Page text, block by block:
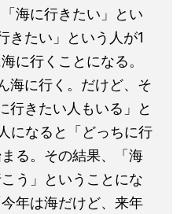
海に行きたい」とい
きたい」という人が1
に行くことになる。
海に行く。だけど、そ
行きたい人もいる」と
になると「どっちに行
る。その結果、「海
う」ということにな
年は海だけど、来年